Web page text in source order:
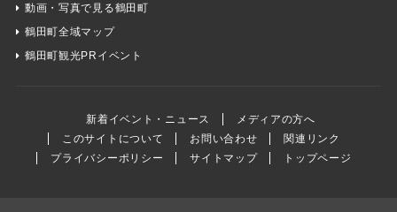
動画・写真で見る鶴田町
鶴田町全域マップ
鶴田町観光PRイベント
新着イベント・ニュース
メディアの方へ
このサイトについて
お問い合わせ
関連リンク
プライバシーポリシー
サイトマップ トップページ